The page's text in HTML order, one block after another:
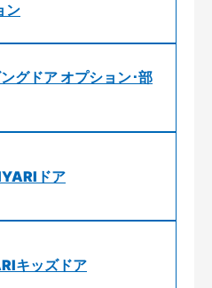
ン
グドア オプション･部
ドア
キッズドア